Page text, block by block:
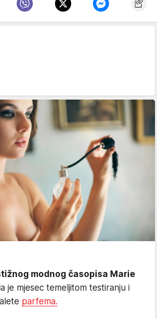
modnog časopisa Marie
je mjesec temeljitom testiranju i
parfema.